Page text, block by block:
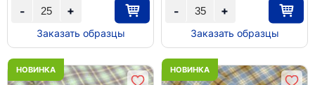
+
-
Заказать образцы
+
-
Заказать образцы
НОВИНКА НОВИНКА